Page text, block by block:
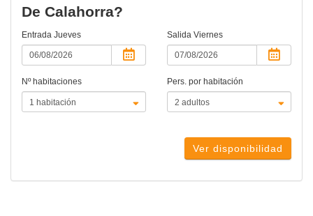
De Calahorra?
Entrada Jueves Salida Viernes
Nº habitaciones Pers. por habitación
Ver disponibilidad